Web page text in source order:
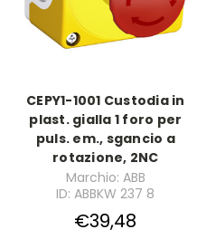
CEPY1-1001 Custodia in
plast. gialla 1 foro per
puls. em., sgancio a
rotazione, 2NC
Marchio: ABB
ID: ABBKW 237 8
€39,48